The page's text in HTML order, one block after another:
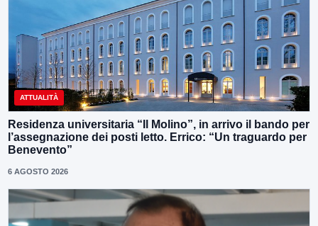
ATTUALITÀ
Residenza universitaria “Il Molino”, in arrivo il bando per
l’assegnazione dei posti letto. Errico: “Un traguardo per
Benevento”
6 AGOSTO 2026